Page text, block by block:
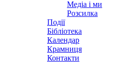
Медіа і ми
Розсилка
Події
Бібліотека
Календар
Крамниця
Контакти